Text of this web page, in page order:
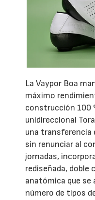
La Vaypor Boa
máximo
construcción 100
unidireccional
una transferencia
sin renunciar al
jornadas,
rediseñada, doble
anatómica que se
número de tipos